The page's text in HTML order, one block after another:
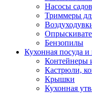
Насосы
Триммеры
Бензопилы
Кухонная посуда
Контейнеры
Кастрюли,
Крышки
Кухонная